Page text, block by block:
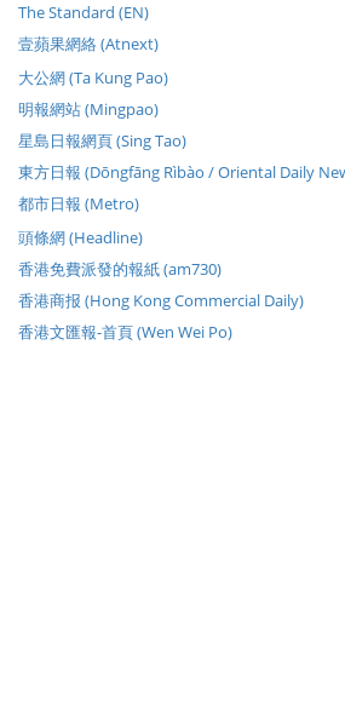
The Standard (EN)
壹蘋果網絡 (Atnext)
大公網 (Ta Kung Pao)
明報網站 (Mingpao)
星島日報網頁 (Sing Tao)
東方日報 (Dōngfāng Rìbào / Oriental Daily
都市日報 (Metro)
頭條網 (Headline)
香港免費派發的報紙 (am730)
香港商报 (Hong Kong Commercial Daily)
香港文匯報-首頁 (Wen Wei Po)